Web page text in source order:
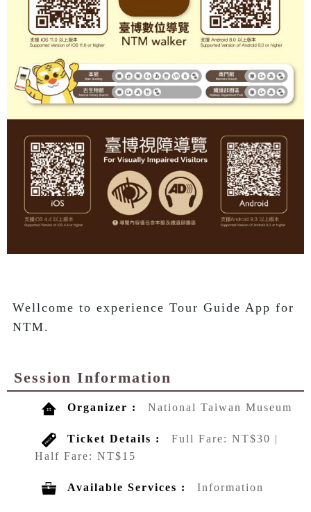
Wellcome to experience Tour Guide App for
NTM.
Session Information
Organizer : National Taiwan Museum
Ticket Details :
Full Fare: NT$30 |
Half Fare: NT$15
Available Services : Information